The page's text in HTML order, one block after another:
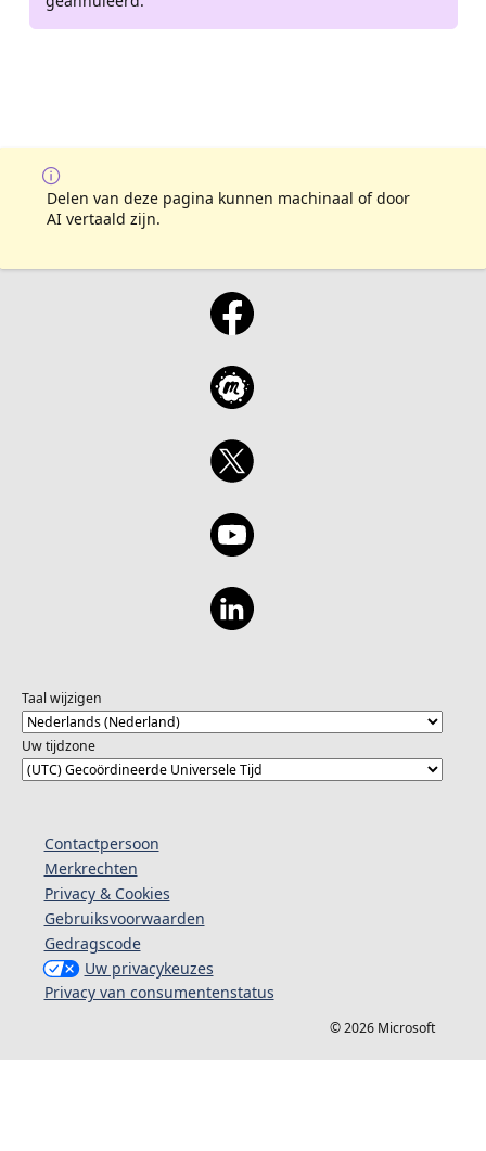
Delen van deze pagina kunnen machinaal of door
AI vertaald zijn.
Taal wijzigen
Uw tijdzone
Contactpersoon
Merkrechten
Privacy & Cookies
Gebruiksvoorwaarden
Gedragscode
Uw privacykeuzes
Privacy van consumentenstatus
© 2026 Microsoft